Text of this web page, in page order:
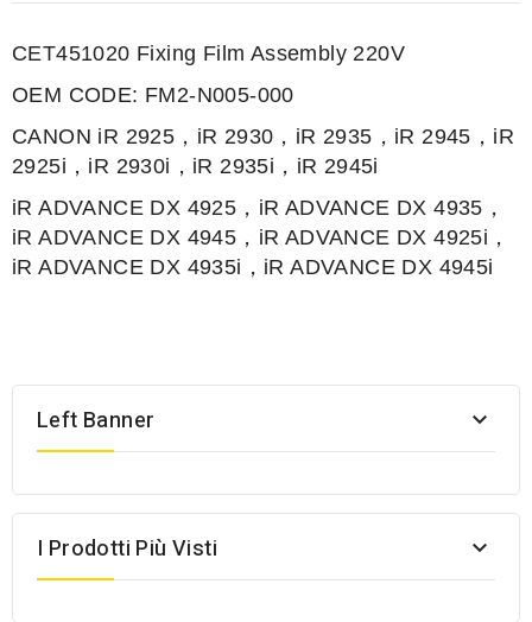
CET451020 Fixing Film Assembly 220V
OEM CODE: FM2-N005-000
CANON iR 2925，iR 2930，iR 2935，iR 2945，iR
2925i，iR 2930i，iR 2935i，iR 2945i
iR ADVANCE DX 4925，iR ADVANCE DX 4935，
iR ADVANCE DX 4945，iR ADVANCE DX 4925i，
iR ADVANCE DX 4935i，iR ADVANCE DX 4945i
Left Banner 
I Prodotti Più Visti 